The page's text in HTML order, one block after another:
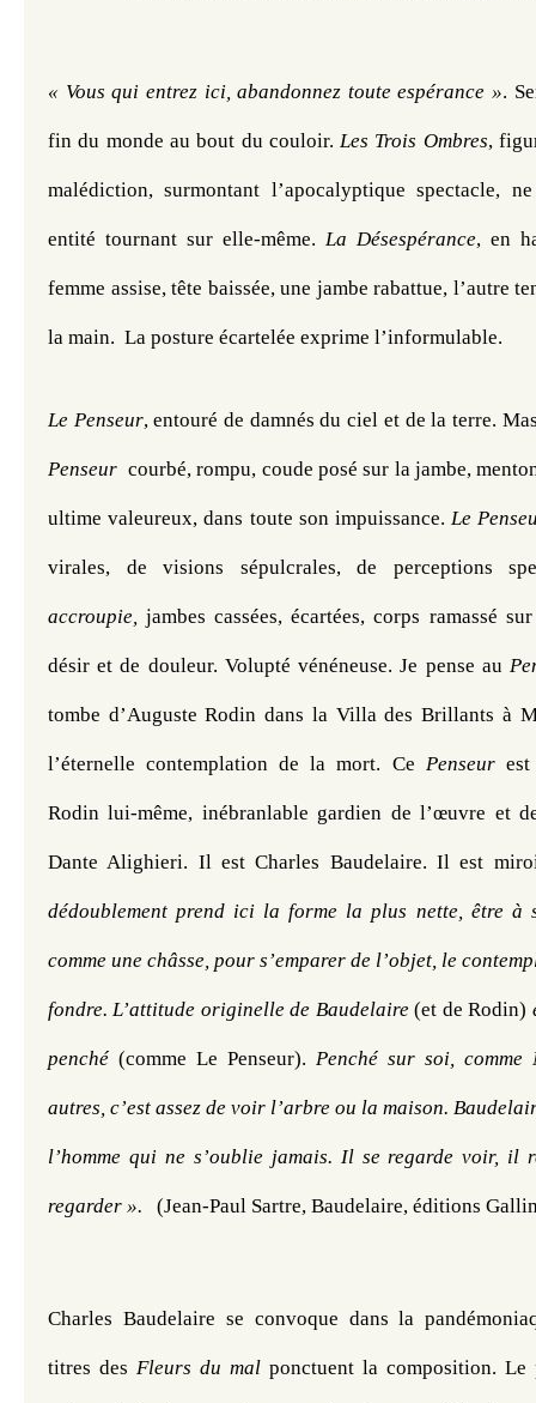
« Vous qui entrez ici, abandonnez toute espérance ».
fin du monde au bout du couloir. Les Trois Ombres,
malédiction, surmontant l’apocalyptique spectacle,
entité tournant sur elle-même. La Désespérance, en
femme assise, tête baissée, une jambe rabattue, l’autre
la main.  La posture écartelée exprime l’informulable.
Le Penseur, entouré de damnés du ciel et de la terre.
Penseur courbé, rompu, coude posé sur la jambe,
ultime valeureux, dans toute son impuissance. Le
virales, de visions sépulcrales, de perceptions
accroupie, jambes cassées, écartées, corps ramassé
désir et de douleur. Volupté vénéneuse. Je pense au
tombe d’Auguste Rodin dans la Villa des Brillants à
l’éternelle contemplation de la mort. Ce Penseur est
Rodin lui-même, inébranlable gardien de l’œuvre et
Dante Alighieri. Il est Charles Baudelaire. Il est
dédoublement prend ici la forme la plus nette, être à
comme une châsse, pour s’emparer de l’objet, le
fondre. L’attitude originelle de Baudelaire (et de Rodin)
penché (comme Le Penseur). Penché sur soi, comme
autres, c’est assez de voir l’arbre ou la maison.
l’homme qui ne s’oublie jamais. Il se regarde voir, il
regarder ». (Jean-Paul Sartre, Baudelaire, éditions
Charles Baudelaire se convoque dans la
titres des Fleurs du mal ponctuent la composition. Le